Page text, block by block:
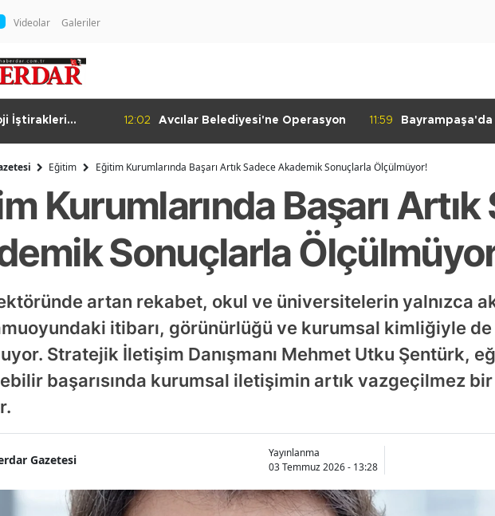
Videolar Galeriler
İştirakleri
12:02 Avcılar Belediyesi'ne Operasyon 11:59
Bayrampaşa'da
Eğitim Eğitim Kurumlarında Başarı Artık Sadece Akademik Sonuçlarla Ölçülmüyor!
Kurumlarında Başarı
Sonuçlarla
artan rekabet, okul ve üniversitelerin yalnızca
itibarı, görünürlüğü ve kurumsal kimliğiyle
Stratejik İletişim Danışmanı Mehmet Utku Şentürk,
başarısında kurumsal iletişimin artık vazgeçilmez
Gazetesi
Yayınlanma
03 Temmuz 2026 - 13:28